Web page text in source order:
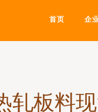
首页 企
轧板料